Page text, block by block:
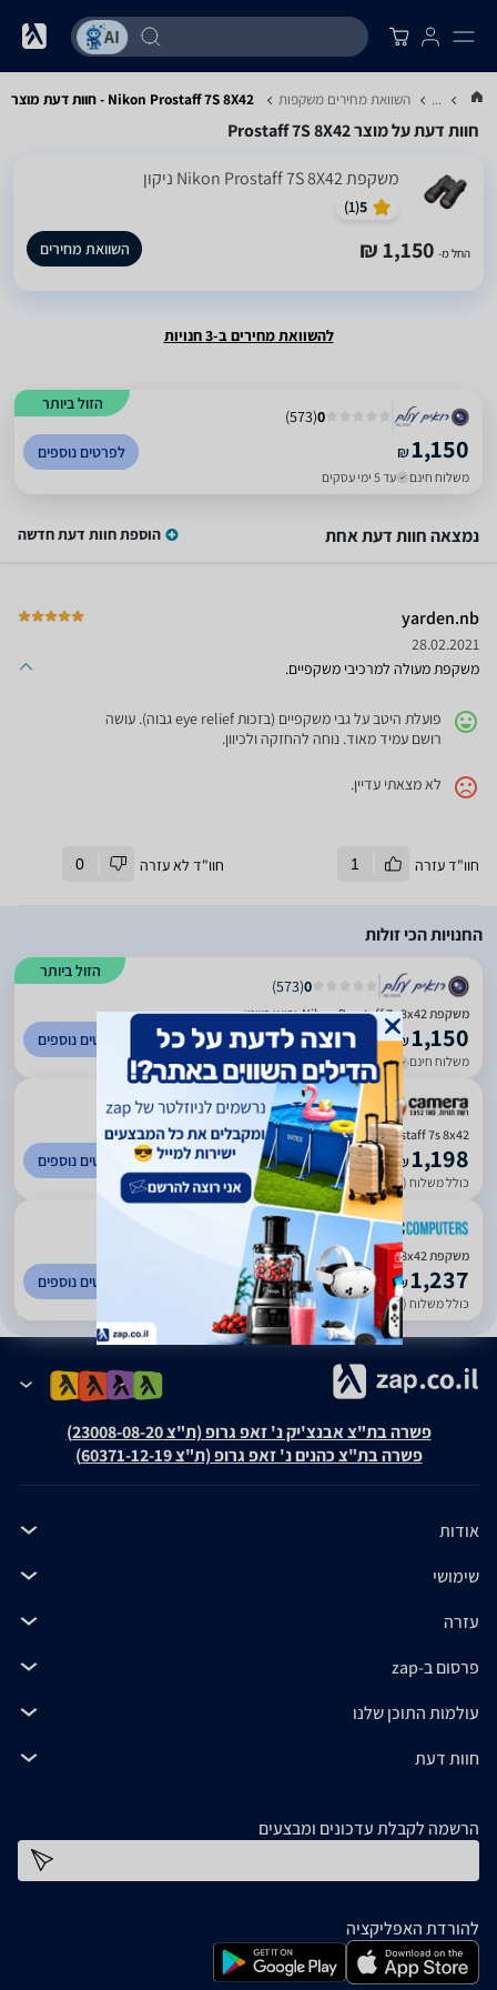
... השוואת מחירים משקפות Nikon Prostaff 7S 8X42 - חוות דעת מוצר
חוות דעת על מוצר Prostaff 7S 8X42
משקפת Nikon Prostaff 7S 8X42 ניקון
5
(
1
)
החל מ- 1,150 ₪ השוואת מחירים
להשוואת מחירים ב-3 חנויות
הזול ביותר
0
(
573
)
₪1,150
משלוח חינם עד 5 ימי עסקים
לפרטים נוספים
נמצאה חוות דעת אחת הוספת חוות דעת חדשה
yarden.nb
28.02.2021
משקפת מעולה למרכיבי משקפיים.
פועלת היטב על גבי משקפיים (בזכות eye relief גבוה). עושה
רושם עמיד מאוד. נוחה להחזקה ולכיוון.
לא מצאתי עדיין.
חוו"ד עזרה 1 חוו"ד לא עזרה 0
החנויות הכי זולות
הזול ביותר
0
(
573
)
משקפת Nikon Prostaff 7s 8x42-יבואן רשמי
₪1,150
משלוח חינם עד 5 ימי עסקים
לפרטים נוספים
3.4
(
473
)
Nikon Prostaff 7s 8x42 משקפת ניקון - יבואן רשמי - יבואן רשמי
₪1,198
כולל משלוח (20 ₪) עד 7 ימי עסקים
לפרטים נוספים
4.33
54
)
משקפת Nikon Prostaff 7s 8x42 רשמי
₪1,237
כולל משלוח (59 ₪) עד 7 ימי עסקים
לפרטים נוספים
פשרה בת"צ אבנצ'יק נ' זאפ גרופ (ת"צ 23008-08-20)
פשרה בת"צ כהנים נ' זאפ גרופ (ת"צ 60371-12-19)
אודות
שימושי
עזרה
פרסום ב-zap
עולמות התוכן שלנו
חוות דעת
הרשמה לקבלת עדכונים ומבצעים
להורדת האפליקציה